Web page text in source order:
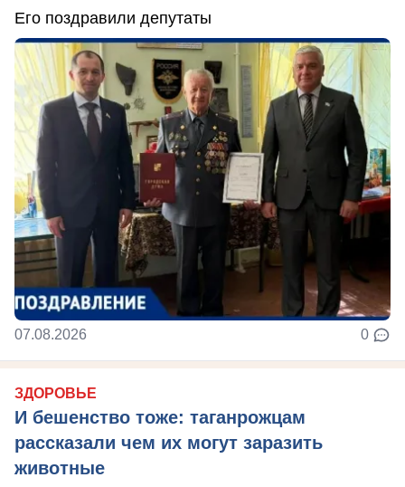
Его поздравили депутаты
07.08.2026 0
ЗДОРОВЬЕ
И бешенство тоже: таганрожцам
рассказали чем их могут заразить
животные